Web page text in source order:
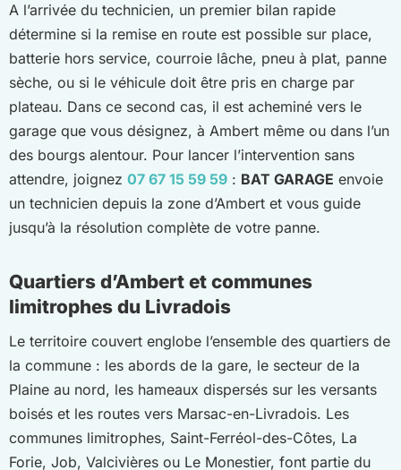
A l’arrivée du technicien, un premier bilan rapide
détermine si la remise en route est possible sur place,
batterie hors service, courroie lâche, pneu à plat, panne
sèche, ou si le véhicule doit être pris en charge par
plateau. Dans ce second cas, il est acheminé vers le
garage que vous désignez, à Ambert même ou dans l’un
des bourgs alentour. Pour lancer l’intervention sans
attendre, joignez 07 67 15 59 59 : BAT GARAGE envoie
un technicien depuis la zone d’Ambert et vous guide
jusqu’à la résolution complète de votre panne.
Quartiers d’Ambert et communes
limitrophes du Livradois
Le territoire couvert englobe l’ensemble des quartiers de
la commune : les abords de la gare, le secteur de la
Plaine au nord, les hameaux dispersés sur les versants
boisés et les routes vers Marsac-en-Livradois. Les
communes limitrophes, Saint-Ferréol-des-Côtes, La
Forie, Job, Valcivières ou Le Monestier, font partie du